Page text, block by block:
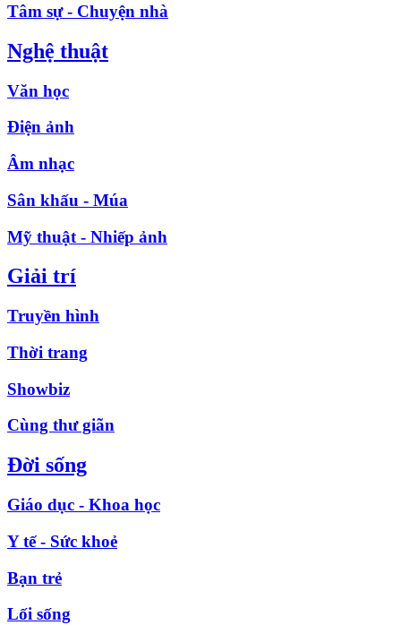
Tâm sự - Chuyện nhà
Nghệ thuật
Văn học
Điện ảnh
Âm nhạc
Sân khấu - Múa
Mỹ thuật - Nhiếp ảnh
Giải trí
Truyền hình
Thời trang
Showbiz
Cùng thư giãn
Đời sống
Giáo dục - Khoa học
Y tế - Sức khoẻ
Bạn trẻ
Lối sống